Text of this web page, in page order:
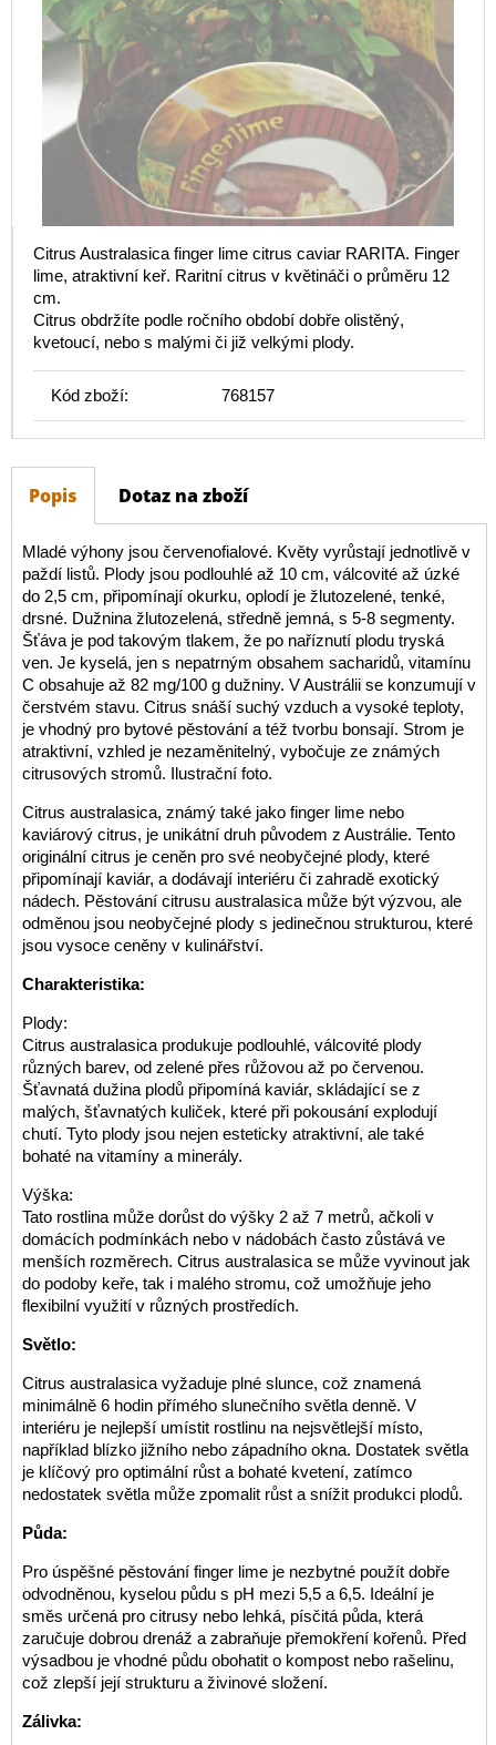
Citrus Australasica finger lime citrus caviar RARITA. Finger
lime, atraktivní keř. Raritní citrus v květináči o průměru 12
cm.
Citrus obdržíte podle ročního období dobře olistěný,
kvetoucí, nebo s malými či již velkými plody.
Kód zboží: 768157
Popis Dotaz na zboží
Mladé výhony jsou červenofialové. Květy vyrůstají jednotlivě v
paždí listů. Plody jsou podlouhlé až 10 cm, válcovité až úzké
do 2,5 cm, připomínají okurku, oplodí je žlutozelené, tenké,
drsné. Dužnina žlutozelená, středně jemná, s 5-8 segmenty.
Šťáva je pod takovým tlakem, že po naříznutí plodu tryská
ven. Je kyselá, jen s nepatrným obsahem sacharidů, vitamínu
C obsahuje až 82 mg/100 g dužniny. V Austrálii se konzumují v
čerstvém stavu. Citrus snáší suchý vzduch a vysoké teploty,
je vhodný pro bytové pěstování a též tvorbu bonsají. Strom je
atraktivní, vzhled je nezaměnitelný, vybočuje ze známých
citrusových stromů. Ilustrační foto.
Citrus australasica, známý také jako finger lime nebo
kaviárový citrus, je unikátní druh původem z Austrálie. Tento
originální citrus je ceněn pro své neobyčejné plody, které
připomínají kaviár, a dodávají interiéru či zahradě exotický
nádech. Pěstování citrusu australasica může být výzvou, ale
odměnou jsou neobyčejné plody s jedinečnou strukturou, které
jsou vysoce ceněny v kulinářství.
Charakteristika:
Plody:
Citrus australasica produkuje podlouhlé, válcovité plody
různých barev, od zelené přes růžovou až po červenou.
Šťavnatá dužina plodů připomíná kaviár, skládající se z
malých, šťavnatých kuliček, které při pokousání explodují
chutí. Tyto plody jsou nejen esteticky atraktivní, ale také
bohaté na vitamíny a minerály.
Výška:
Tato rostlina může dorůst do výšky 2 až 7 metrů, ačkoli v
domácích podmínkách nebo v nádobách často zůstává ve
menších rozměrech. Citrus australasica se může vyvinout jak
do podoby keře, tak i malého stromu, což umožňuje jeho
flexibilní využití v různých prostředích.
Světlo:
Citrus australasica vyžaduje plné slunce, což znamená
minimálně 6 hodin přímého slunečního světla denně. V
interiéru je nejlepší umístit rostlinu na nejsvětlejší místo,
například blízko jižního nebo západního okna. Dostatek světla
je klíčový pro optimální růst a bohaté kvetení, zatímco
nedostatek světla může zpomalit růst a snížit produkci plodů.
Půda:
Pro úspěšné pěstování finger lime je nezbytné použít dobře
odvodněnou, kyselou půdu s pH mezi 5,5 a 6,5. Ideální je
směs určená pro citrusy nebo lehká, písčitá půda, která
zaručuje dobrou drenáž a zabraňuje přemokření kořenů. Před
výsadbou je vhodné půdu obohatit o kompost nebo rašelinu,
což zlepší její strukturu a živinové složení.
Zálivka: